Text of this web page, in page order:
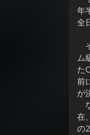
年
全
ム
た
前
が
在
の